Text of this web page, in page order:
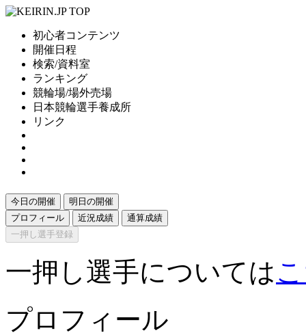
初心者コンテンツ
開催日程
検索/資料室
ランキング
競輪場/場外売場
日本競輪選手養成所
リンク
今日の開催
明日の開催
プロフィール
近況成績
通算成績
一押し選手登録
一押し選手については
プロフィール